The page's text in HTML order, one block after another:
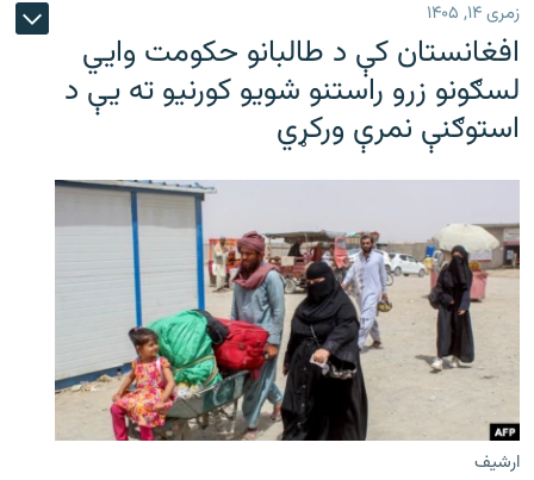
زمری ۱۴, ۱۴۰۵
افغانستان کې د طالبانو حکومت وايي
لسګونو زرو راستنو شویو کورنیو ته یې د
استوګنې نمرې ورکړي
ارشیف